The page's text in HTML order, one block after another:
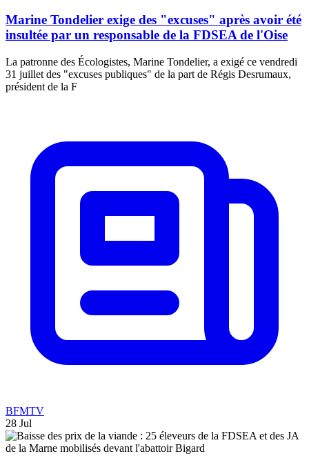
Marine Tondelier exige des "excuses" après avoir été
insultée par un responsable de la FDSEA de l'Oise
La patronne des Écologistes, Marine Tondelier, a exigé ce vendredi
31 juillet des "excuses publiques" de la part de Régis Desrumaux,
président de la F
BFMTV
28 Jul